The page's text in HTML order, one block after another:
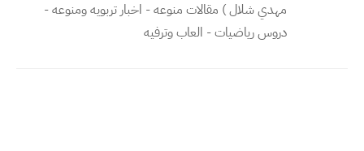
مهدي شلال ) مقالات منوعه - اخبار تربويه ومنوعه -
دروس رياضيات - العاب وترفيه